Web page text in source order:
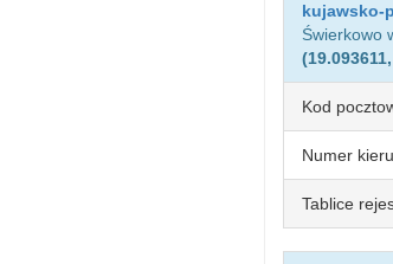
kujawsko-
Świerkowo
Kod
Numer
Tablice